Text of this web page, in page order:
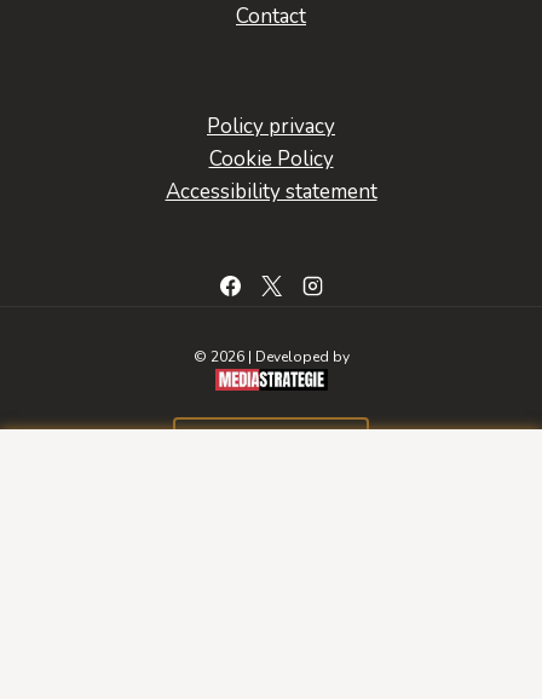
Contact
Policy privacy
Cookie Policy
Accessibility statement
© 2026 | Developed by